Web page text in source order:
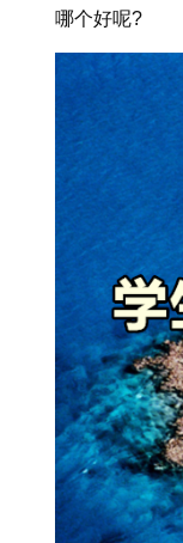
哪个好呢?